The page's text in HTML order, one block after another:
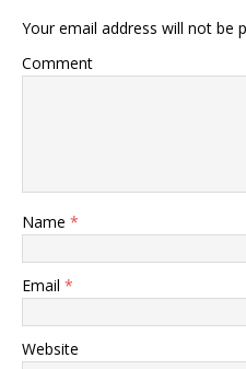
Your email address will not be
Comment
Name *
Email *
Website